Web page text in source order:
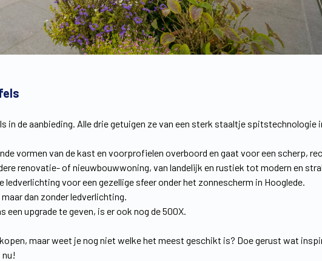
in de aanbieding. Alle drie getuigen ze van een sterk staaltje spitstechnologie
vormen van de kast en voorprofielen overboord en gaat voor een scherp,
renovatie- of nieuwbouwwoning, van landelijk en rustiek tot modern en
ledverlichting voor een gezellige sfeer onder het zonnescherm in Hooglede.
dan zonder ledverlichting.
upgrade te geven, is er ook nog de 500X.
maar weet je nog niet welke het meest geschikt is? Doe gerust wat
nu!